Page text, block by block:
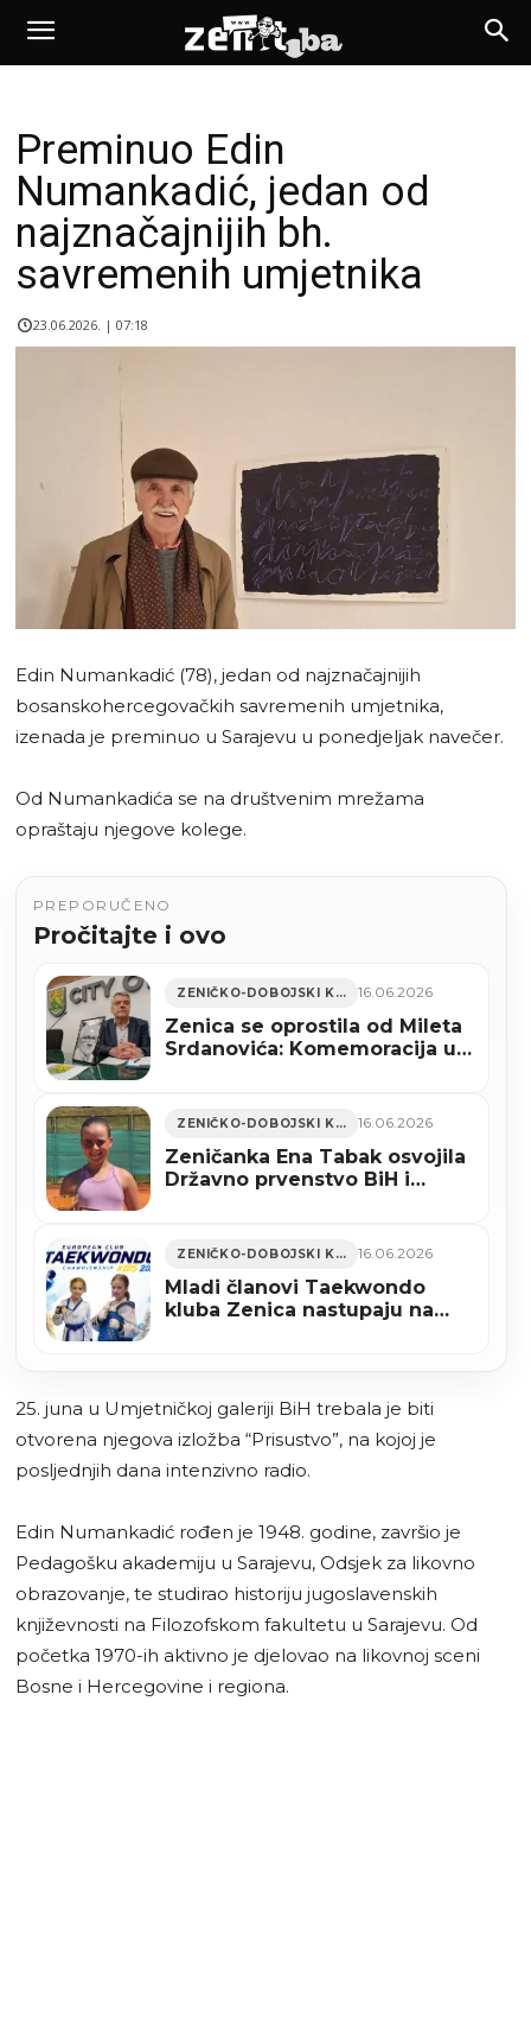
Preminuo Edin
Numankadić, jedan od
najznačajnijih bh.
savremenih umjetnika
23.06.2026. | 07:18
Edin Numankadić (78), jedan od najznačajnijih
bosanskohercegovačkih savremenih umjetnika,
izenada je preminuo u Sarajevu u ponedjeljak navečer.
Od Numankadića se na društvenim mrežama
opraštaju njegove kolege.
PREPORUČENO
Pročitajte i ovo
ZENIČKO-DOBOJSKI KANTON 16.06.2026
Zenica se oprostila od Mileta
Srdanovića: Komemoracija u
ZENIČKO-DOBOJSKI KANTON 16.06.2026
Zeničanka Ena Tabak osvojila
Državno prvenstvo BiH i
prvenstvu u Gruziji
ZENIČKO-DOBOJSKI KANTON 16.06.2026
Mladi članovi Taekwondo
kluba Zenica nastupaju na
25. juna u Umjetničkoj galeriji BiH trebala je biti
otvorena njegova izložba “Prisustvo”, na kojoj je
posljednjih dana intenzivno radio.
Edin Numankadić rođen je 1948. godine, završio je
Pedagošku akademiju u Sarajevu, Odsjek za likovno
obrazovanje, te studirao historiju jugoslavenskih
književnosti na Filozofskom fakultetu u Sarajevu. Od
početka 1970-ih aktivno je djelovao na likovnoj sceni
Bosne i Hercegovine i regiona.